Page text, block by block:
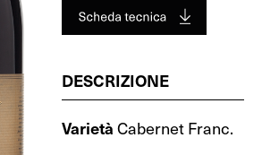
DESCRIZIONE
Varietà Cabernet Franc.